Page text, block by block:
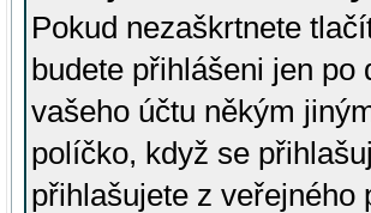
Pokud nezaškrtnete
budete přihlášeni jen
vašeho účtu někým
políčko, když se
přihlašujete z veřejného